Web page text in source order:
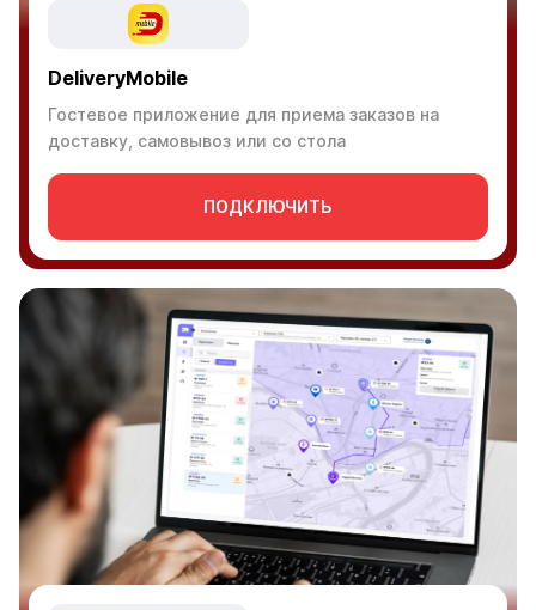
DeliveryMobile
Гостевое приложение для приема заказов на
доставку, самовывоз или со стола
ПОДКЛЮЧИТЬ